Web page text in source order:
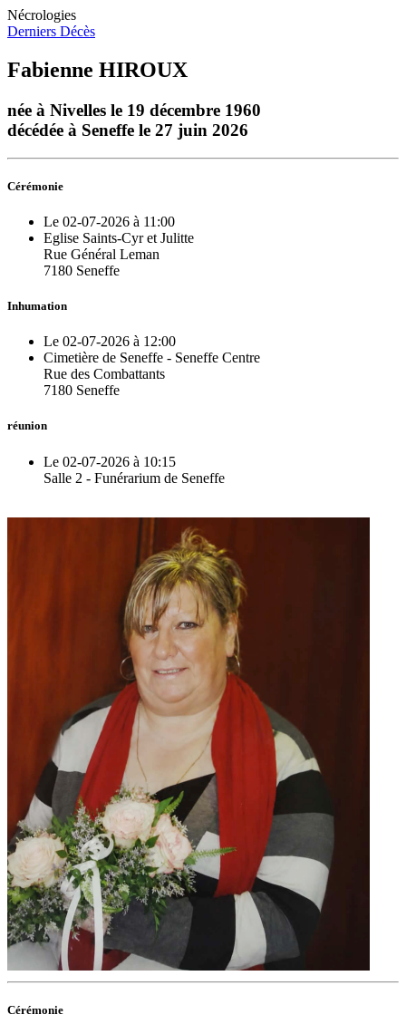
Nécrologies
Derniers Décès
Fabienne HIROUX
née à Nivelles le 19 décembre 1960
décédée à Seneffe le 27 juin 2026
Cérémonie
Le 02-07-2026 à 11:00
Eglise Saints-Cyr et Julitte
Rue Général Leman
7180 Seneffe
Inhumation
Le 02-07-2026 à 12:00
Cimetière de Seneffe - Seneffe Centre
Rue des Combattants
7180 Seneffe
réunion
Le 02-07-2026 à 10:15
Salle 2 - Funérarium de Seneffe
Cérémonie